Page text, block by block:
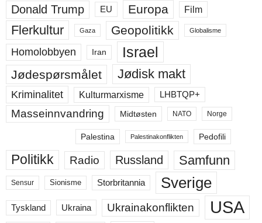
Donald Trump EU Europa Film
Flerkultur Gaza Geopolitikk Globalisme
Homolobbyen Iran Israel
Jødespørsmålet Jødisk makt
Kriminalitet Kulturmarxisme LHBTQP+
Masseinnvandring Midtøsten NATO Norge
Palestina Palestinakonflikten Pedofili
Politikk Radio Russland Samfunn
Sensur Sionisme Storbritannia Sverige
Tyskland Ukraina Ukrainakonflikten USA